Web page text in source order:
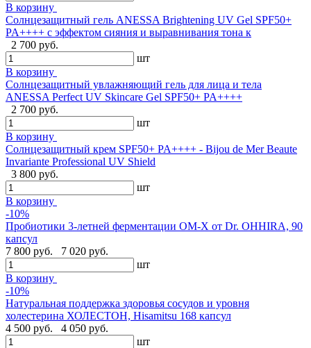
В корзину
Солнцезащитный гель ANESSA Brightening UV Gel SPF50+
PA++++ с эффектом сияния и выравнивания тона к
2 700 руб.
шт
В корзину
Солнцезащитный увлажняющий гель для лица и тела
ANESSA Perfect UV Skincare Gel SPF50+ PA++++
2 700 руб.
шт
В корзину
Cолнцезащитный крем SPF50+ PA++++ - Bijou de Mer Beaute
Invariante Professional UV Shield
3 800 руб.
шт
В корзину
-10%
Пробиотики 3-летней ферментации OM-X от Dr. OHHIRA, 90
капсул
7 800 руб.
7 020 руб.
шт
В корзину
-10%
Натуральная поддержка здоровья сосудов и уровня
холестерина ХОЛЕСТОН, Hisamitsu 168 капсул
4 500 руб.
4 050 руб.
шт